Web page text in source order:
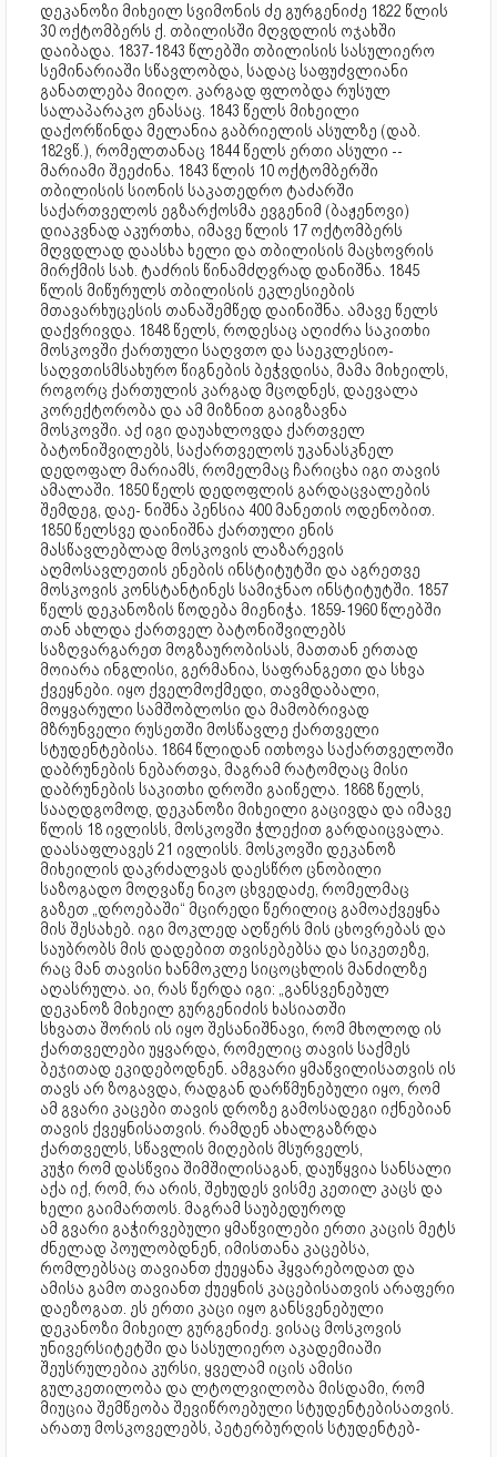
დეკანოზი მიხეილ სვიმონის ძე გურგენიძე 1822 წლის
30 ოქტომბერს ქ. თბილისში მღვდლის ოჯახში
დაიბადა. 1837-1843 წლებში თბილისის სასულიერო
სემინარიაში სწავლობდა, სადაც საფუძვლიანი
განათლება მიიღო. კარგად ფლობდა რუსულ
სალაპარაკო ენასაც. 1843 წელს მიხეილი
დაქორწინდა მელანია გაბრიელის ასულზე (დაბ.
182ვწ.), რომელთანაც 1844 წელს ერთი ასული --
მარიამი შეეძინა. 1843 წლის 10 ოქტომბერში
თბილისის სიონის საკათედრო ტაძარში
საქართველოს ეგზარქოსმა ევგენიმ (ბაჟენოვი)
დიაკვნად აკურთხა, იმავე წლის 17 ოქტომბერს
მღვდლად დაასხა ხელი და თბილისის მაცხოვრის
მირქმის სახ. ტაძრის წინამძღვრად დანიშნა. 1845
წლის მიწურულს თბილისის ეკლესიების
მთავარხუცესის თანაშემწედ დაინიშნა. ამავე წელს
დაქვრივდა. 1848 წელს, როდესაც აღიძრა საკითხი
მოსკოვში ქართული საღვთო და საეკლესიო-
საღვთისმსახურო წიგნების ბეჭვდისა, მამა მიხეილს,
როგორც ქართულის კარგად მცოდნეს, დაევალა
კორექტორობა და ამ მიზნით გაიგზავნა
მოსკოვში. აქ იგი დაუახლოვდა ქართველ
ბატონიშვილებს, საქართველოს უკანასკნელ
დედოფალ მარიამს, რომელმაც ჩარიცხა იგი თავის
ამალაში. 1850 წელს დედოფლის გარდაცვალების
შემდეგ, დაე- ნიშნა პენსია 400 მანეთის ოდენობით.
1850 წელსვე დაინიშნა ქართული ენის
მასწავლებლად მოსკოვის ლაზარევის
აღმოსავლეთის ენების ინსტიტუტში და აგრეთვე
მოსკოვის კონსტანტინეს სამიჯნაო ინსტიტუტში. 1857
წელს დეკანოზის წოდება მიენიჭა. 1859-1960 წლებში
თან ახლდა ქართველ ბატონიშვილებს
საზღვარგარეთ მოგზაურობისას, მათთან ერთად
მოიარა ინგლისი, გერმანია, საფრანგეთი და სხვა
ქვეყნები. იყო ქველმოქმედი, თავმდაბალი,
მოყვარული სამშობლოსი და მამობრივად
მზრუნველი რუსეთში მოსწავლე ქართველი
სტუდენტებისა. 1864 წლიდან ითხოვა საქართველოში
დაბრუნების ნებართვა, მაგრამ რატომღაც მისი
დაბრუნების საკითხი დროში გაიწელა. 1868 წელს,
სააღდგომოდ, დეკანოზი მიხეილი გაცივდა და იმავე
წლის 18 ივლისს, მოსკოვში ჭლექით გარდაიცვალა.
დაასაფლავეს 21 ივლისს. მოსკოვში დეკანოზ
მიხეილის დაკრძალვას დაესწრო ცნობილი
საზოგადო მოღვაწე ნიკო ცხვედაძე, რომელმაც
გაზეთ „დროებაში“ მცირედი წერილიც გამოაქვეყნა
მის შესახებ. იგი მოკლედ აღწერს მის ცხოვრებას და
საუბრობს მის დადებით თვისებებსა და სიკეთეზე,
რაც მან თავისი ხანმოკლე სიცოცხლის მანძილზე
აღასრულა. აი, რას წერდა იგი: „განსვენებულ
დეკანოზ მიხეილ გურგენიძის ხასიათში
სხვათა შორის ის იყო შესანიშნავი, რომ მხოლოდ ის
ქართველები უყვარდა, რომელიც თავის საქმეს
ბეჯითად ეკიდებოდნენ. ამგვარი ყმაწვილისათვის ის
თავს არ ზოგავდა, რადგან დარწმუნებული იყო, რომ
ამ გვარი კაცები თავის დროზე გამოსადეგი იქნებიან
თავის ქვეყნისათვის. რამდენ ახალგაზრდა
ქართველს, სწავლის მიღების მსურველს,
კუჭი რომ დასწვია შიმშილისაგან, დაუწყვია სანსალი
აქა იქ, რომ, რა არის, შეხუდეს ვისმე კეთილ კაცს და
ხელი გაიმართოს. მაგრამ საუბედუროდ
ამ გვარი გაჭირვებული ყმაწვილები ერთი კაცის მეტს
ძნელად პოულობდნენ, იმისთანა კაცებსა,
რომლებსაც თავიანთ ქუეყანა ჰყვარებოდათ და
ამისა გამო თავიანთ ქუეყნის კაცებისათვის არაფერი
დაეზოგათ. ეს ერთი კაცი იყო განსვენებული
დეკანოზი მიხეილ გურგენიძე. ვისაც მოსკოვის
უნივერსიტეტში და სასულიერო აკადემიაში
შეუსრულებია კურსი, ყველამ იცის ამისი
გულკეთილობა და ლტოლვილობა მისდამი, რომ
მიუცია შემწეობა შევიწროებული სტუდენტებისათვის.
არათუ მოსკოველებს, პეტერბურღის სტუდენტებ-